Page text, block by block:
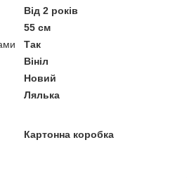
Від 2 років
55 см
Так
Вініл
Новий
Лялька
Картонна коробка